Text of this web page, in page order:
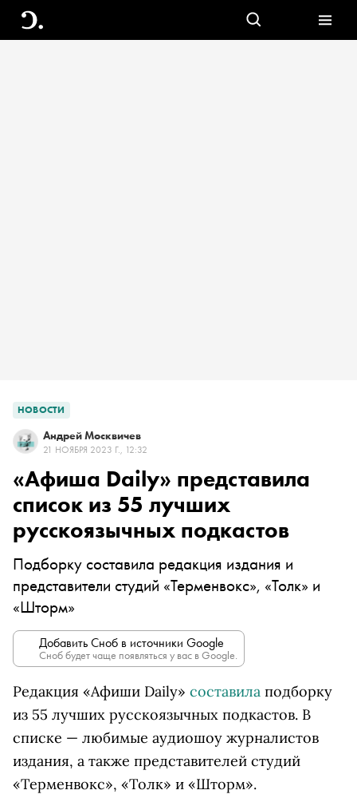
НОВОСТИ
Андрей Москвичев
21 НОЯБРЯ 2023 Г., 12:32
«Афиша Daily» представила
список из 55 лучших
русскоязычных подкастов
Подборку составила редакция издания и
представители студий «Терменвокс», «Толк» и
«Шторм»
Добавить Сноб в источники Google
Сноб будет чаще появляться у вас в Google.
Редакция «Афиши Daily» составила подборку
из 55 лучших русскоязычных подкастов. В
списке — любимые аудиошоу журналистов
издания, а также представителей студий
«Терменвокс», «Толк» и «Шторм».